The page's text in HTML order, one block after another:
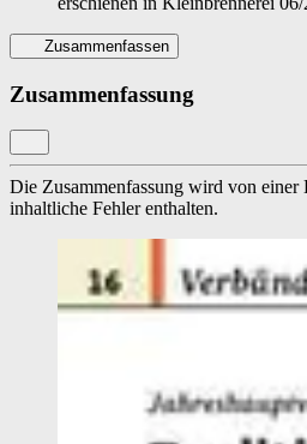
Zusammenfassen
Zusammenfassung
Die Zusammenfassung wird von einer
inhaltliche Fehler enthalten.